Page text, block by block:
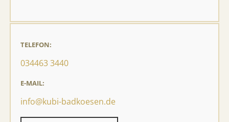
TELEFON:
034463 3440
E-MAIL:
info@kubi-badkoesen.de